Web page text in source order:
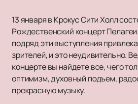
13 января в Крокус Сити Холл
Рождественский концерт
подряд эти выступления
зрителей, и это неудивительно.
концерте вы найдете все, чего
оптимизм, духовный подъем,
прекрасную музыку.